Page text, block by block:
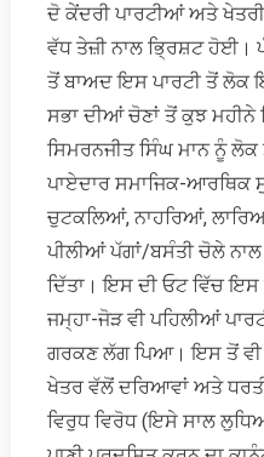
ਦੋ ਕੇਂਦਰੀ ਪਾਰਟੀਆਂ ਅਤੇ
ਵੱਧ ਤੇਜ਼ੀ ਨਾਲ ਭ੍ਰਿਸ਼ਟ ਹੋਈ।
ਤੋਂ ਬਾਅਦ ਇਸ ਪਾਰਟੀ ਤੋਂ ਲੋਕ
ਸਭਾ ਦੀਆਂ ਚੋਣਾਂ ਤੋਂ ਕੁਝ ਮਹੀਨੇ
ਸਿਮਰਨਜੀਤ ਸਿੰਘ ਮਾਨ ਨੂੰ ਲੋਕ
ਪਾਏਦਾਰ ਸਮਾਜਿਕ-ਆਰਥਿਕ
ਚੁਟਕਲਿਆਂ, ਨਾਹਰਿਆਂ,
ਪੀਲੀਆਂ ਪੱਗਾਂ/ਬਸੰਤੀ ਚੋਲੇ
ਦਿੱਤਾ। ਇਸ ਦੀ ਓਟ ਵਿੱਚ ਇਸ
ਜਮ੍ਹਾ-ਜੋੜ ਵੀ ਪਹਿਲੀਆਂ
ਗਰਕਣ ਲੱਗ ਪਿਆ। ਇਸ ਤੋਂ
ਖੇਤਰ ਵੱਲੋਂ ਦਰਿਆਵਾਂ ਅਤੇ
ਵਿਰੁਧ ਵਿਰੋਧ (ਇਸੇ ਸਾਲ